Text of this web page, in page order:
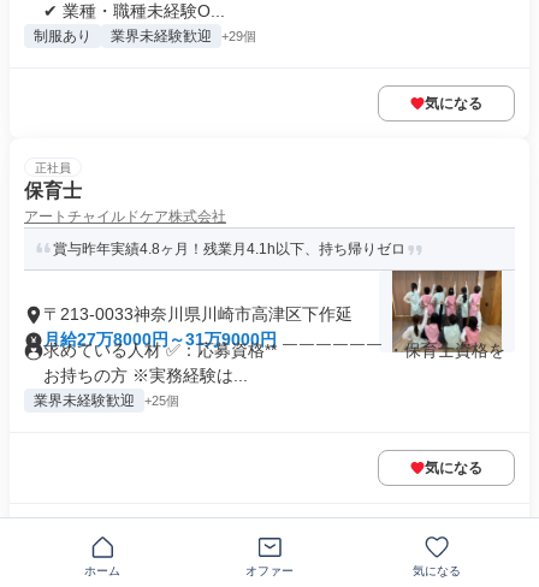
✔ 業種・職種未経験O...
制服あり 業界未経験歓迎 +29個
気になる
正社員
保育士
アートチャイルドケア株式会社
賞与昨年実績4.8ヶ月！残業月4.1h以下、持ち帰りゼロ
〒213-0033神奈川県川崎市高津区下作延
月給27万8000円～31万9000円
求めている人材 ✅：応募資格** ￣￣￣￣￣￣ ・保育士資格を
お持ちの方 ※実務経験は...
業界未経験歓迎 +25個
気になる
ホーム オファー 気になる